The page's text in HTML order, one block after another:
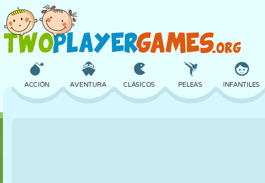
ACCIÓN AVENTURA CLÁSICOS PELEAS INFANTILES